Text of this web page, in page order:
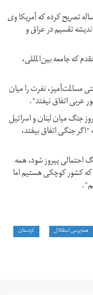
تصریح کرده که آمریکا وی
تقسیم در عراق و
که جامعه بین‌المللی،
نفرت را میان
عربی اتفاق نیفتد".
جنگ میان لبنان و اسرائیل
جنگی اتفاق بیفتد،
احتمالی پیروز شود، همه
کشور کوچکی هستیم اما
همه‌پرسی استقلال
کردستان